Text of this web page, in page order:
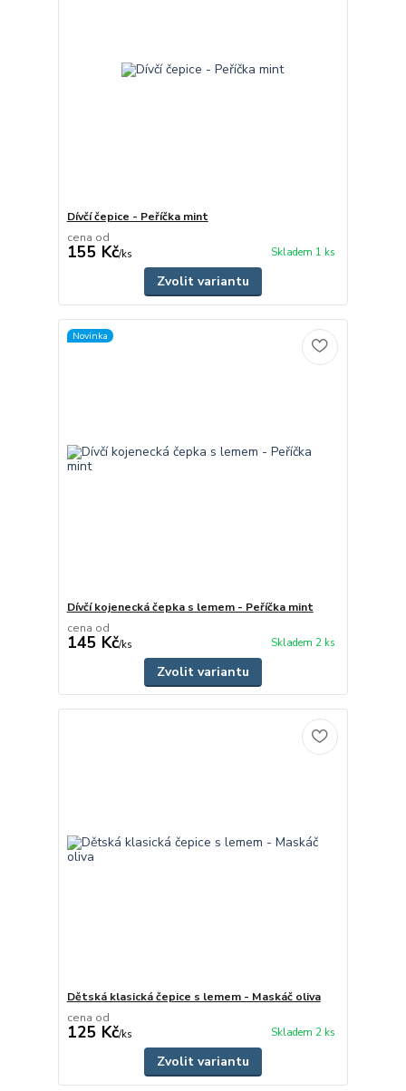
Dívčí čepice - Peříčka mint
cena od
155 Kč/ks Skladem 1 ks
Zvolit variantu
Novinka
Dívčí kojenecká čepka s lemem - Peříčka mint
cena od
145 Kč/ks Skladem 2 ks
Zvolit variantu
Dětská klasická čepice s lemem - Maskáč oliva
cena od
125 Kč/ks Skladem 2 ks
Zvolit variantu